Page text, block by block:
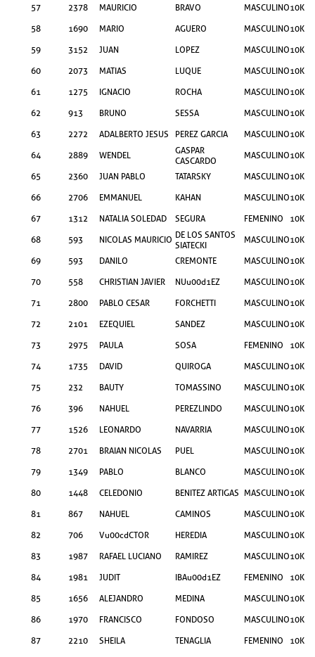
57
2378 MAURICIO BRAVO MASCULINO10KM
58
1690 MARIO AGUERO MASCULINO10KM
59
3152 JUAN LOPEZ MASCULINO10KM
60
2073 MATIAS LUQUE MASCULINO10KM
61
1275 IGNACIO ROCHA MASCULINO10KM
62
913 BRUNO SESSA MASCULINO10KM
63
2272 ADALBERTO JESUS PEREZ GARCIA MASCULINO10KM
64
2889 WENDEL
GASPAR
CASCARDO
MASCULINO10KM
65
2360 JUAN PABLO TATARSKY MASCULINO10KM
66
2706 EMMANUEL KAHAN MASCULINO10KM
67
1312 NATALIA SOLEDAD SEGURA FEMENINO
10KM
68
593 NICOLAS MAURICIO DE LOS SANTOS
SIATECKI
MASCULINO10KM
69
593 DANILO CREMONTE MASCULINO10KM
70
558 CHRISTIAN JAVIER NUu00d1EZ MASCULINO10KM
71
2800 PABLO CESAR FORCHETTI MASCULINO10KM
72
2101 EZEQUIEL SANDEZ MASCULINO10KM
73
2975 PAULA SOSA FEMENINO
10KM
74
1735 DAVID QUIROGA MASCULINO10KM
75
232 BAUTY TOMASSINO MASCULINO10KM
76
396 NAHUEL PEREZLINDO MASCULINO10KM
77
1526 LEONARDO NAVARRIA MASCULINO10KM
78
2701 BRAIAN NICOLAS PUEL MASCULINO10KM
79
1349 PABLO BLANCO MASCULINO10KM
80
1448 CELEDONIO BENITEZ ARTIGAS MASCULINO10KM
81
867 NAHUEL CAMINOS MASCULINO10KM
82
706 Vu00cdCTOR HEREDIA MASCULINO10KM
83
1987 RAFAEL LUCIANO RAMIREZ MASCULINO10KM
84
1981 JUDIT IBAu00d1EZ FEMENINO
10KM
85
1656 ALEJANDRO MEDINA MASCULINO10KM
86
1970 FRANCISCO FONDOSO MASCULINO10KM
87
2210 SHEILA TENAGLIA FEMENINO
10KM